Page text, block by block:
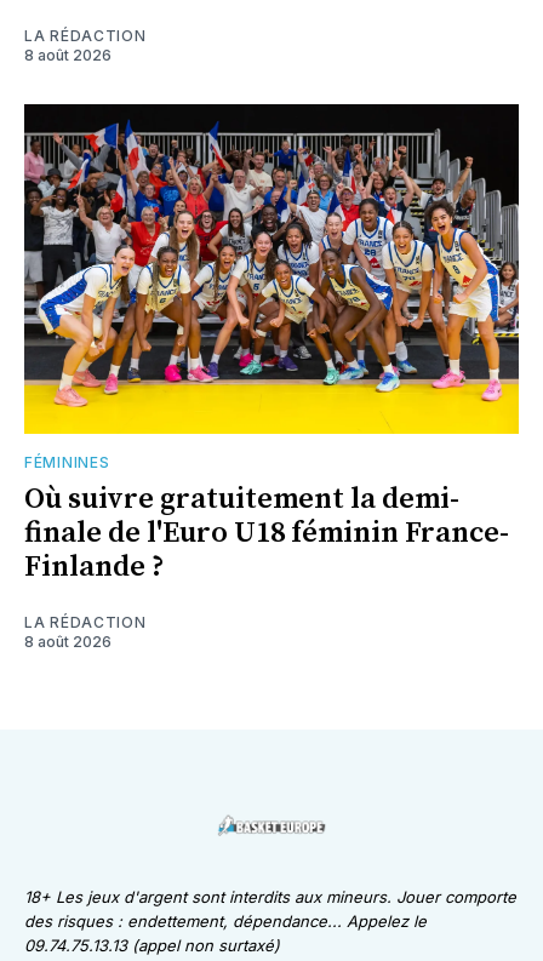
LA RÉDACTION
8 août 2026
FÉMININES
Où suivre gratuitement la demi-
finale de l'Euro U18 féminin France-
Finlande ?
LA RÉDACTION
8 août 2026
18+ Les jeux d'argent sont interdits aux mineurs. Jouer comporte
des risques : endettement, dépendance... Appelez le
09.74.75.13.13 (appel non surtaxé)